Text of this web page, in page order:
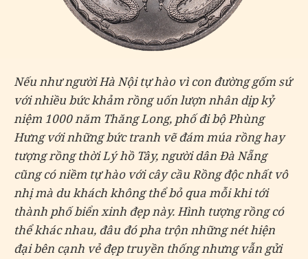
Nếu như người Hà Nội tự hào vì con đường gốm sứ
với nhiều bức khảm rồng uốn lượn nhân dịp kỷ
niệm 1000 năm Thăng Long, phố đi bộ Phùng
Hưng với những bức tranh vẽ đám múa rồng hay
tượng rồng thời Lý hồ Tây, người dân Đà Nẵng
cũng có niềm tự hào với cây cầu Rồng độc nhất vô
nhị mà du khách không thể bỏ qua mỗi khi tới
thành phố biển xinh đẹp này. Hình tượng rồng có
thể khác nhau, đâu đó pha trộn những nét hiện
đại bên cạnh vẻ đẹp truyền thống nhưng vẫn gửi